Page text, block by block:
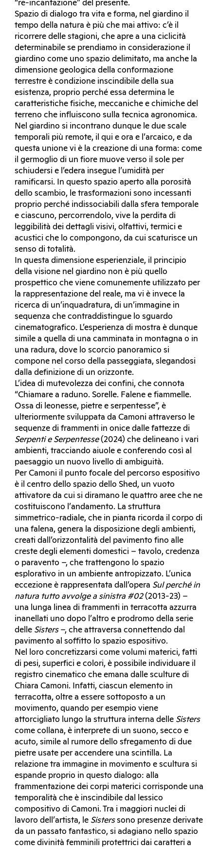
“re-incantazione” del presente.
Spazio di dialogo tra vita e forma, nel giardino il
tempo della natura è più che mai attivo: c’è il
ricorrere delle stagioni, che apre a una ciclicità
determinabile se prendiamo in considerazione il
giardino come uno spazio delimitato, ma anche la
dimensione geologica della conformazione
terrestre è condizione inscindibile della sua
esistenza, proprio perché essa determina le
caratteristiche fisiche, meccaniche e chimiche del
terreno che influiscono sulla tecnica agronomica.
Nel giardino si incontrano dunque le due scale
temporali più remote, il qui e ora e l’arcaico, e da
questa unione vi è la creazione di una forma: come
il germoglio di un fiore muove verso il sole per
schiudersi e l’edera insegue l’umidità per
ramificarsi. In questo spazio aperto alla porosità
dello scambio, le trasformazioni sono incessanti
proprio perché indissociabili dalla sfera temporale
e ciascuno, percorrendolo, vive la perdita di
leggibilità dei dettagli visivi, olfattivi, termici e
acustici che lo compongono, da cui scaturisce un
senso di totalità.
In questa dimensione esperienziale, il principio
della visione nel giardino non è più quello
prospettico che viene comunemente utilizzato per
la rappresentazione del reale, ma vi è invece la
ricerca di un’inquadratura, di un’immagine in
sequenza che contraddistingue lo sguardo
cinematografico. L’esperienza di mostra è dunque
simile a quella di una camminata in montagna o in
una radura, dove lo scorcio panoramico si
compone nel corso della passeggiata, slegandosi
dalla definizione di un orizzonte.
L’idea di mutevolezza dei confini, che connota
“Chiamare a raduno. Sorelle. Falene e fiammelle.
Ossa di leonesse, pietre e serpentesse”, è
ulteriormente sviluppata da Camoni attraverso le
sequenze di frammenti in onice dalle fattezze di
Serpenti e Serpentesse(2024) che delineano i vari
ambienti, tracciando aiuole e conferendo così al
paesaggio un nuovo livello di ambiguità.
Per Camoni il punto focale del percorso espositivo
è il centro dello spazio dello Shed, un vuoto
attivatore da cui si diramano le quattro aree che ne
costituiscono l’andamento. La struttura
simmetrico-radiale, che in pianta ricorda il corpo di
una falena, genera la disposizione degli ambienti,
creati dall’orizzontalità del pavimento fino alle
creste degli elementi domestici – tavolo, credenza
o paravento –, che trattengono lo spazio
esplorativo in un ambiente antropizzato. L’unica
eccezione è rappresentata dall’opera Sul perché in
natura tutto avvolge a sinistra #02(2013-23) –
una lunga linea di frammenti in terracotta azzurra
inanellati uno dopo l’altro e prodromo della serie
delle Sisters–, che attraversa connettendo dal
pavimento al soffitto lo spazio espositivo.
Nel loro concretizzarsi come volumi materici, fatti
di pesi, superfici e colori, è possibile individuare il
registro cinematico che emana dalle sculture di
Chiara Camoni. Infatti, ciascun elemento in
terracotta, oltre a essere sottoposto a un
movimento, quando per esempio viene
attorcigliato lungo la struttura interna delle Sisters
come collana, è interprete di un suono, secco e
acuto, simile al rumore dello sfregamento di due
pietre usate per accendere una scintilla. La
relazione tra immagine in movimento e scultura si
espande proprio in questo dialogo: alla
frammentazione dei corpi materici corrisponde una
temporalità che è inscindibile dal lessico
compositivo di Camoni. Tra i maggiori nuclei di
lavoro dell’artista, le Sisterssono presenze derivate
da un passato fantastico, si adagiano nello spazio
come divinità femminili protettrici dai caratteri a